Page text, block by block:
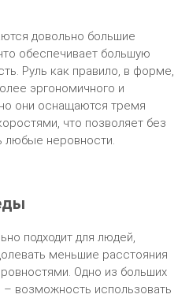
довольно большие
обеспечивает большую
Руль как правило, в форме,
эргономичного и
они оснащаются тремя
что позволяет без
любые неровности.
подходит для людей,
меньшие расстояния
Одно из больших
возможность использовать